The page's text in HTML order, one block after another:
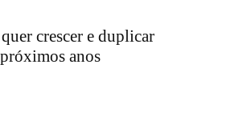
crescer e duplicar
anos